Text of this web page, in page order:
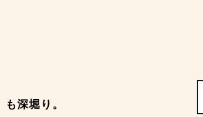
深堀り。